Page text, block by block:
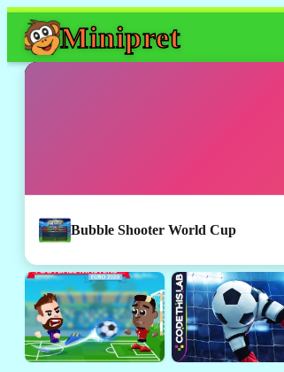
Minipret
Bubble Shooter World Cup